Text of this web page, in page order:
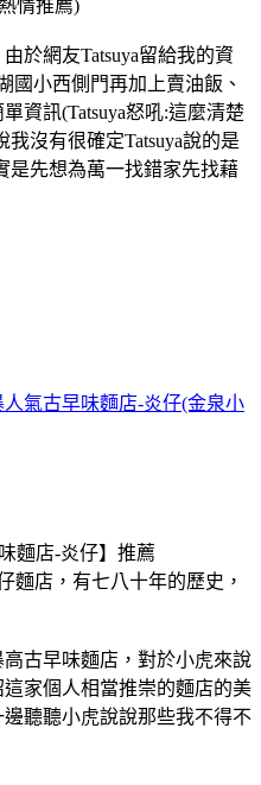
情推薦)
於網友Tatsuya留給我的資
國小西側門再加上賣油飯、
資訊(Tatsuya怒吼:這麼清楚
沒有很確定Tatsuya說的是
是先想為萬一找錯家先找藉
人氣古早味麵店-炎仔(金泉小
麵店-炎仔】推薦
店，有七八十年的歷史，
古早味麵店，對於小虎來說
家個人相當推崇的麵店的美
聽聽小虎說說那些我不得不